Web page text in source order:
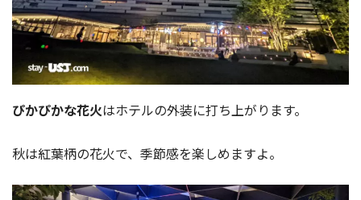
ぴかぴかな花火はホテルの外装に打ち上がります。
秋は紅葉柄の花火で、季節感を楽しめますよ。